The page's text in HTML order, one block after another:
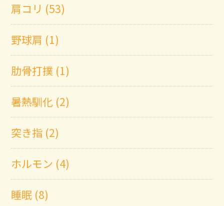
肩コリ (53)
野球肩 (1)
肋骨打撲 (1)
暑熱馴化 (2)
突き指 (2)
ホルモン (4)
睡眠 (8)